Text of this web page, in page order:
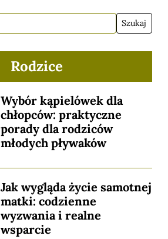
Rodzice
Wybór kąpielówek dla
chłopców: praktyczne
porady dla rodziców
młodych pływaków
Jak wygląda życie samotnej
matki: codzienne
wyzwania i realne
wsparcie